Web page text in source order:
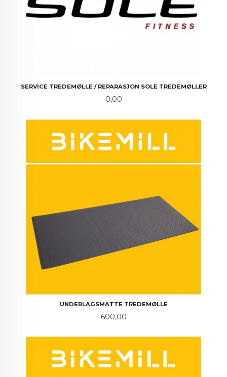
SERVICE TREDEMØLLE / REPARASJON SOLE TREDEMØLLER
Pris
0,00
UNDERLAGSMATTE TREDEMØLLE
Pris
600,00